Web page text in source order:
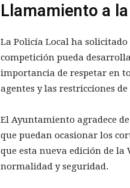
Llamamiento a
La Policía Local ha
competición pueda
importancia de respetar en
agentes y las restricciones
El Ayuntamiento agradece
que puedan ocasionar los
que esta nueva edición de
normalidad y seguridad.